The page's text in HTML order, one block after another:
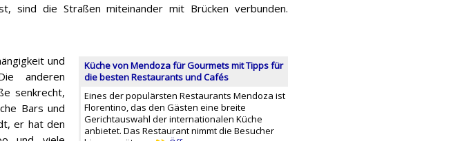
sind die Straßen miteinander mit Brücken verbunden.
Küche von Mendoza für Gourmets mit Tipps für
die besten Restaurants und Cafés
Eines der populärsten Restaurants Mendoza ist
Florentino, das den Gästen eine breite
Gerichtauswahl der internationalen Küche
anbietet. Das Restaurant nimmt die Besucher
und
anderen
senkrecht,
Bars und
er hat den